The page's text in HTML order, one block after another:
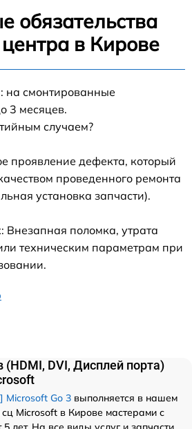
обязательства
в Кирове
на смонтированные
3 месяцев.
случаем?
проявление дефекта, который
проведенного ремонта
установка запчасти).
поломка, утрата
техническим параметрам при
DVI, Дисплей порта)
Microsoft Go 3 выполняется в нашем
Microsoft в Кирове мастерами с